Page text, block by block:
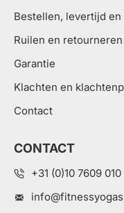
Bestellen, levertijd
Ruilen en retourneren
Garantie
Klachten en
Contact
CONTACT
+31 (0)10 7609 010